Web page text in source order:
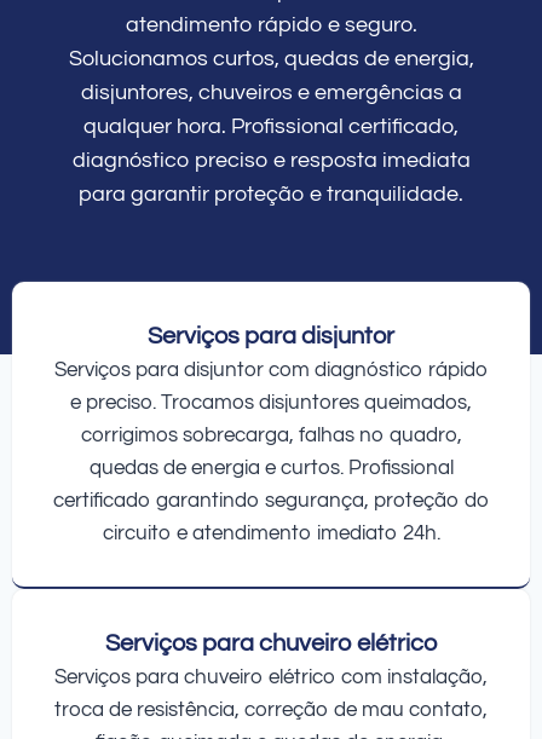
atendimento rápido e seguro.
Solucionamos curtos, quedas de energia,
disjuntores, chuveiros e emergências a
qualquer hora. Profissional certificado,
diagnóstico preciso e resposta imediata
para garantir proteção e tranquilidade.
Serviços para disjuntor
Serviços para disjuntor com diagnóstico rápido
e preciso. Trocamos disjuntores queimados,
corrigimos sobrecarga, falhas no quadro,
quedas de energia e curtos. Profissional
certificado garantindo segurança, proteção do
circuito e atendimento imediato 24h.
Serviços para chuveiro elétrico
Serviços para chuveiro elétrico com instalação,
troca de resistência, correção de mau contato,